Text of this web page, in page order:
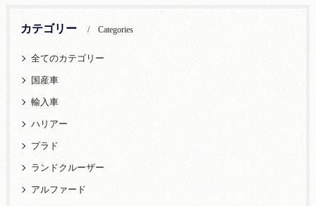
カテゴリー Categories
全てのカテゴリー
国産車
輸入車
ハリアー
プラド
ランドクルーザー
アルファード